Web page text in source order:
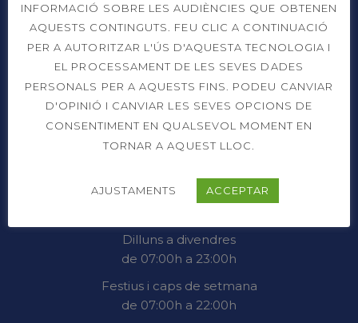
Prat de la Riba, 91
08206 Sabadell (Barcelona)
937 26 45 00
OBERT 365 DIES L’ANY
Dilluns a divendres
de 07:00h a 23:00h
Festius i caps de setmana
de 07:00h a 22:00h
INFORMACIÓ SOBRE LES AUDIÈNCIES QUE OBTENEN
AQUESTS CONTINGUTS. FEU CLIC A CONTINUACIÓ
PER A AUTORITZAR L'ÚS D'AQUESTA TECNOLOGIA I
EL PROCESSAMENT DE LES SEVES DADES
PERSONALS PER A AQUESTS FINS. PODEU CANVIAR
D'OPINIÓ I CANVIAR LES SEVES OPCIONS DE
CONSENTIMENT EN QUALSEVOL MOMENT EN
TORNAR A AQUEST LLOC.
AJUSTAMENTS ACCEPTAR